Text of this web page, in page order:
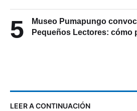
5
Museo Pumapungo
Pequeños Lectores: cómo
LEER A CONTINUACIÓN